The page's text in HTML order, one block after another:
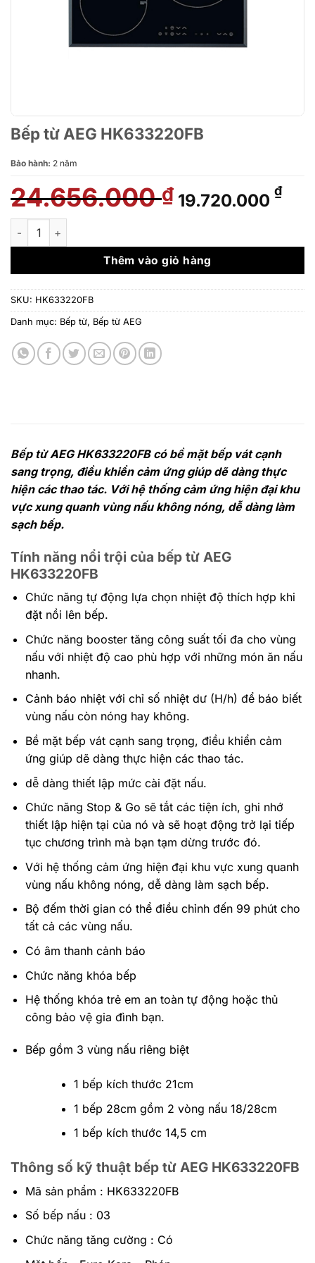
Bếp từ AEG HK633220FB
Bảo hành: 2 năm
24.656.000₫ Giá
gốc
24.656.000 ₫.
19.720.000 ₫Giá
là:
Bếp từ AEG HK633220FB số lượng
Thêm vào giỏ hàng
SKU: HK633220FB
Danh mục: Bếp từ, Bếp từ AEG
Bếp từ AEG HK633220FB có bề mặt bếp vát cạnh
sang trọng, điều khiển cảm ứng giúp dẽ dàng thực
hiện các thao tác. Với hệ thống cảm ứng hiện đại khu
vực xung quanh vùng nấu không nóng, dễ dàng làm
sạch bếp.
Tính năng nổi trội của bếp từ AEG
HK633220FB
Chức năng tự động lựa chọn nhiệt độ thích hợp khi
đặt nồi lên bếp.
Chức năng booster tăng công suất tối đa cho vùng
nấu với nhiệt độ cao phù hợp với những món ăn nấu
nhanh.
Cảnh báo nhiệt với chỉ số nhiệt dư (H/h) để báo biết
vùng nấu còn nóng hay không.
Bề mặt bếp vát cạnh sang trọng, điều khiển cảm
ứng giúp dẽ dàng thực hiện các thao tác.
dễ dàng thiết lập mức cài đặt nấu.
Chức năng Stop & Go sẽ tắt các tiện ích, ghi nhớ
thiết lập hiện tại của nó và sẽ hoạt động trở lại tiếp
tục chương trình mà bạn tạm dừng trước đó.
Với hệ thống cảm ứng hiện đại khu vực xung quanh
vùng nấu không nóng, dễ dàng làm sạch bếp.
Bộ đếm thời gian có thể điều chỉnh đến 99 phút cho
tất cả các vùng nấu.
Có âm thanh cảnh báo
Chức năng khóa bếp
Hệ thống khóa trẻ em an toàn tự động hoặc thủ
công bảo vệ gia đình bạn.
Bếp gồm 3 vùng nấu riêng biệt
1 bếp kích thước 21cm
1 bếp 28cm gồm 2 vòng nấu 18/28cm
1 bếp kích thước 14,5 cm
Thông số kỹ thuật bếp từ AEG HK633220FB
Mã sản phẩm : HK633220FB
Số bếp nấu : 03
Chức năng tăng cường : Có